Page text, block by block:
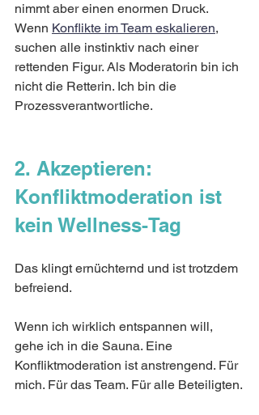
nimmt aber einen enormen Druck.
Wenn Konflikte im Team eskalieren,
suchen alle instinktiv nach einer
rettenden Figur. Als Moderatorin bin ich
nicht die Retterin. Ich bin die
Prozessverantwortliche.
2. Akzeptieren:
Konfliktmoderation ist
kein Wellness-Tag
Das klingt ernüchternd und ist trotzdem
befreiend.
Wenn ich wirklich entspannen will,
gehe ich in die Sauna. Eine
Konfliktmoderation ist anstrengend. Für
mich. Für das Team. Für alle Beteiligten.